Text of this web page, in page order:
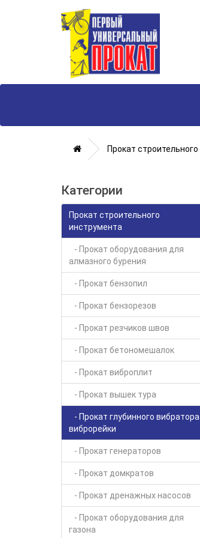
Прокат
Категории
Прокат строительного
инструмента
- Прокат оборудования для
алмазного бурения
- Прокат бензопил
- Прокат бензорезов
- Прокат резчиков швов
- Прокат бетономешалок
- Прокат виброплит
- Прокат вышек тура
- Прокат глубинного вибратора
виброрейки
- Прокат генераторов
- Прокат домкратов
- Прокат дренажных насосов
- Прокат оборудования для
газона